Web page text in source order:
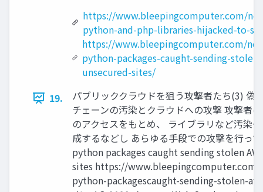
https://www.bleepingcomputer.com/
python-and-php-libraries-hijacked-to-
https://www.bleepingcomputer.com/
python-packages-caught-sending-
unsecured-sites/
19.
パブリッククラウドを狙う攻撃者たち(3) 偽
チェーンの汚染とクラウドへの攻撃 攻撃者
のアクセスをもとめ、 ライブラリなど汚染
成するなどし あらゆる手段での攻撃を行っ
python packages caught sending stolen
sites https://
python-packagescaught-sending-stolen-